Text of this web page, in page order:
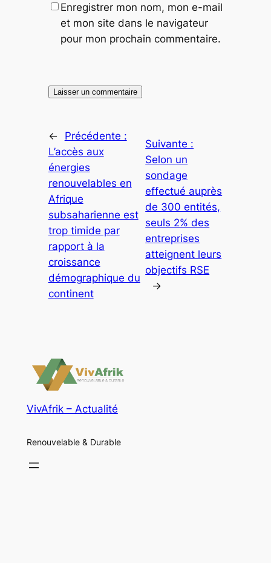
Enregistrer mon nom, mon e-mail
et mon site dans le navigateur
pour mon prochain commentaire.
←
Précédente :
L’accès aux
énergies
renouvelables en
Afrique
subsaharienne est
trop timide par
rapport à la
croissance
démographique du
continent
Suivante :
Selon un
sondage
effectué auprès
de 300 entités,
seuls 2% des
entreprises
atteignent leurs
objectifs RSE
→
VivAfrik – Actualité
Renouvelable & Durable